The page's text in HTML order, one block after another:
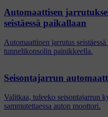
Automaattisen
seistäessä paikallaan
Automaattinen jarrutus
tunnelikonsolin painikkeella.
Seisontajarrun
Valitkaa, tuleeko seisontajarrun
sammutettaessa auton moottori.